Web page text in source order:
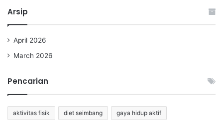
Arsip
April 2026
March 2026
Pencarian
aktivitas fisik diet seimbang gaya hidup aktif